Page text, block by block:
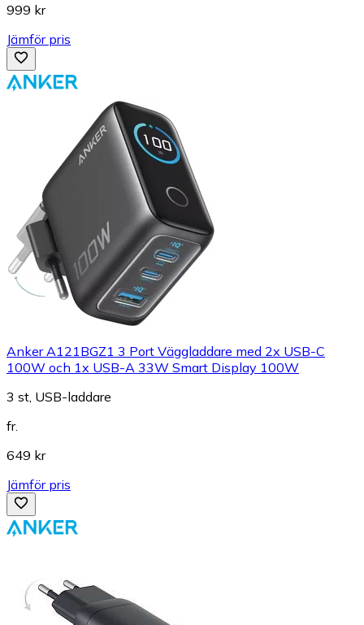
999 kr
Jämför pris
Anker A121BGZ1 3 Port Väggladdare med 2x USB-C
100W och 1x USB-A 33W Smart Display 100W
3 st, USB-laddare
fr.
649 kr
Jämför pris